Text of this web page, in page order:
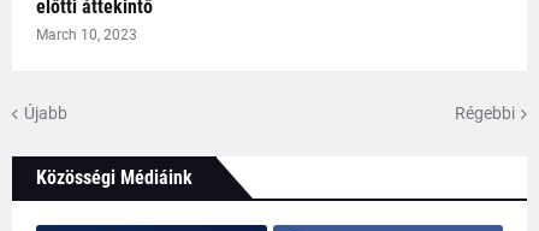
előtti áttekintő
March 10, 2023
Újabb Régebbi
Közösségi Médiáink